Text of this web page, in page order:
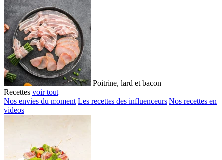
Poitrine, lard et bacon
Recettes voir tout
Nos envies du moment Les recettes des influenceurs Nos recettes en
videos